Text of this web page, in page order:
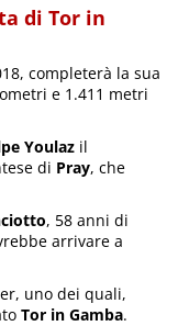
di Tor in
completerà la sua
e 1.411 metri
Youlaz il
di Pray, che
, 58 anni di
arrivare a
uno dei quali,
Tor in Gamba.